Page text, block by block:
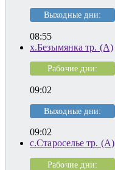
Выходные дни:
08:55
х.Безымянка тр. (А)
Рабочие дни:
09:02
Выходные дни:
09:02
с.Староселье тр. (А)
Рабочие дни: